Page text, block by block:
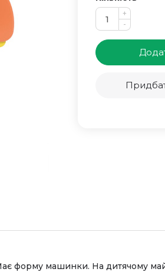
+
-
форму машинки. На дитячому